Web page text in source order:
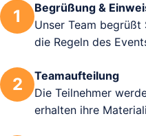
1
Begrüßung &
Unser Team
die Regeln des
2
Teamaufteilung
Die Teilnehmer
erhalten ihre